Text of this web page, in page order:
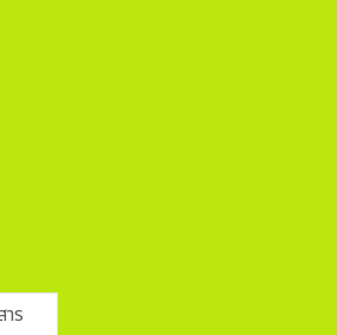
รและอรรถกถาแปล ขุททกนิกาย อปทาน
ฯ: โรงพิมพ์มหามกุฏราชวิทยาลัย,